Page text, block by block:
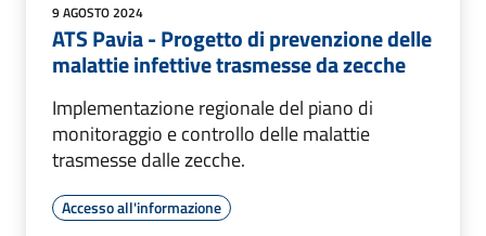
9 AGOSTO 2024
ATS Pavia - Progetto di prevenzione delle
malattie infettive trasmesse da zecche
Implementazione regionale del piano di
monitoraggio e controllo delle malattie
trasmesse dalle zecche.
Accesso all'informazione